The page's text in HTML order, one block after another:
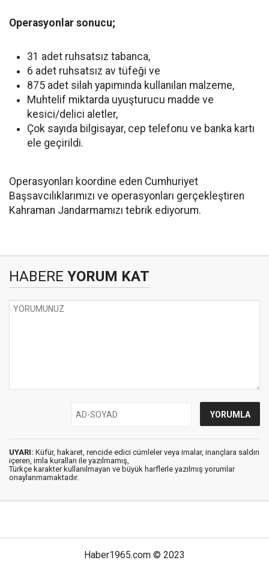
Operasyonlar sonucu;
31 adet ruhsatsız tabanca,
6 adet ruhsatsız av tüfeği ve
875 adet silah yapımında kullanılan malzeme,
Muhtelif miktarda uyuşturucu madde ve
kesici/delici aletler,
Çok sayıda bilgisayar, cep telefonu ve banka kartı
ele geçirildi.
Operasyonları koordine eden Cumhuriyet
Başsavcılıklarımızı ve operasyonları gerçekleştiren
Kahraman Jandarmamızı tebrik ediyorum.
HABERE YORUM KAT
UYARI: Küfür, hakaret, rencide edici cümleler veya imalar, inançlara saldırı
içeren, imla kuralları ile yazılmamış,
Türkçe karakter kullanılmayan ve büyük harflerle yazılmış yorumlar
onaylanmamaktadır.
Haber1965.com © 2023